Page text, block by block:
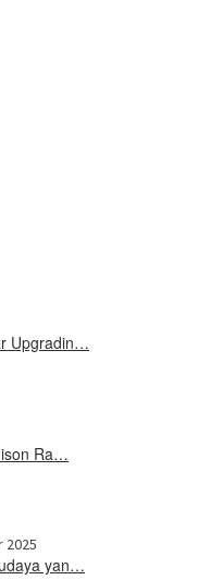
Upgradin…
Ra…
2025
yan…